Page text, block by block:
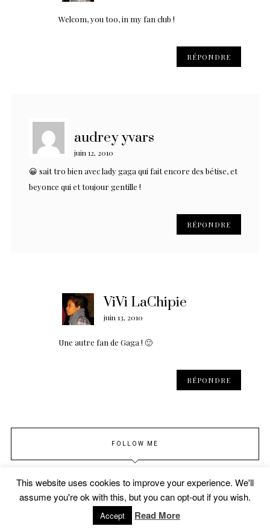
Welcom, you too, in my fan club !
RÉPONDRE
audrey yvars
juin 12, 2010
😀 sait tro bien avec lady gaga qui fait encore des bétise, et
beyonce qui et toujour gentille !
RÉPONDRE
ViVi LaChipie
juin 13, 2010
Une autre fan de Gaga ! 🙂
RÉPONDRE
FOLLOW ME
This website uses cookies to improve your experience. We'll
assume you're ok with this, but you can opt-out if you wish.
Accept Read More